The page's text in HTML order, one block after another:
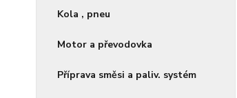
Kola , pneu
Motor a převodovka
Příprava směsi a paliv. systém